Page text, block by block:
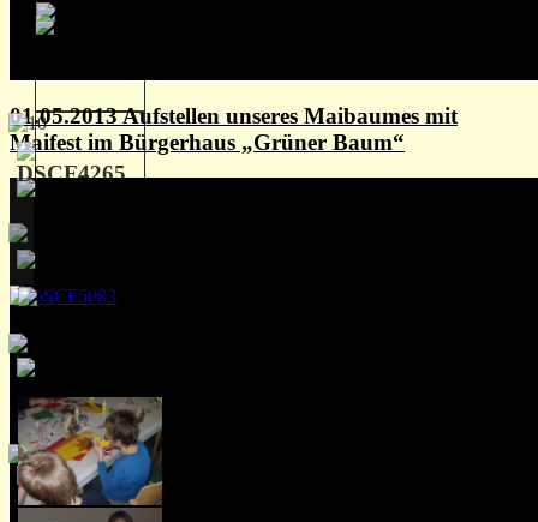
01.05.2013 Aufstellen unseres Maibaumes mit
Maifest im Bürgerhaus „Grüner Baum“